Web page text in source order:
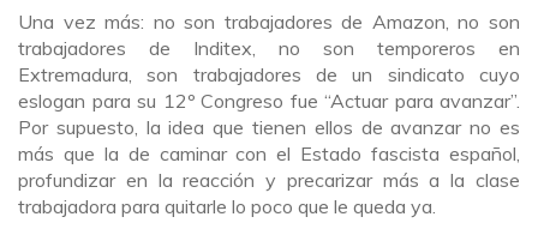
Una vez más: no son trabajadores de Amazon, no son
trabajadores de Inditex, no son temporeros en
Extremadura, son trabajadores de un sindicato cuyo
eslogan para su 12º Congreso fue “Actuar para avanzar”.
Por supuesto, la idea que tienen ellos de avanzar no es
más que la de caminar con el Estado fascista español,
profundizar en la reacción y precarizar más a la clase
trabajadora para quitarle lo poco que le queda ya.